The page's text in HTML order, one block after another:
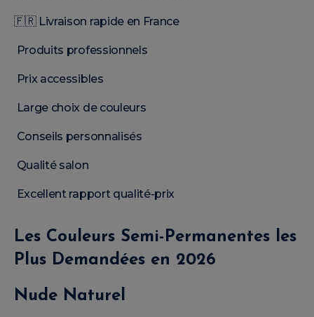
🇫🇷 Livraison rapide en France
Produits professionnels
Prix accessibles
Large choix de couleurs
Conseils personnalisés
Qualité salon
Excellent rapport qualité-prix
Les Couleurs Semi-Permanentes les
Plus Demandées en 2026
Nude Naturel